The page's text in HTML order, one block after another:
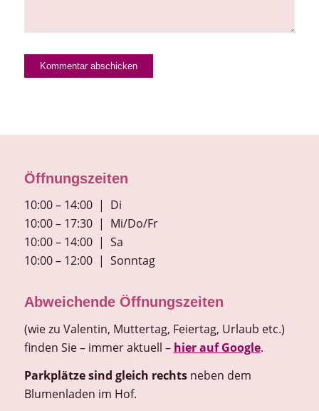
Öffnungszeiten
10:00 – 14:00 | Di
10:00 – 17:30 | Mi/Do/Fr
10:00 – 14:00 | Sa
10:00 – 12:00 | Sonntag
Abweichende Öffnungszeiten
(wie zu Valentin, Muttertag, Feiertag, Urlaub etc.)
finden Sie – immer aktuell – hier auf Google.
Parkplätze sind gleich rechts neben dem
Blumenladen im Hof.